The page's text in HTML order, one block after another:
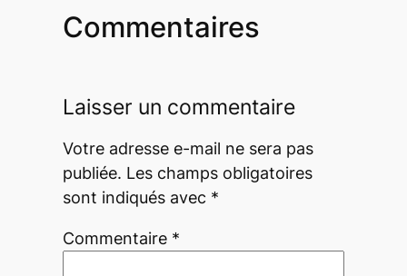
Commentaires
Laisser un commentaire
Votre adresse e-mail ne sera pas
publiée. Les champs obligatoires
sont indiqués avec *
Commentaire *